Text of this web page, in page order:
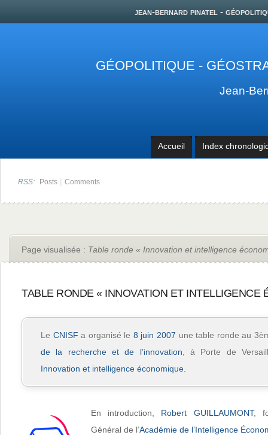
jean-bernard pinatel -
GÉOPOLITIQUE -
Jean-
Accueil Index
RSS: Posts | Comments
Page visualisée : Table ronde « Innovation et intelligence
TABLE RONDE « INNOVATION ET INTELLIGENCE
Le CNISF a organisé le 8 juin 2007 une table ronde au
de la recherche et de l’innovation , à Porte de
Innovation et intelligence économique.
En introduction, Robert GUILLAUMONT,
Général de l’Académie de l’Intelligence